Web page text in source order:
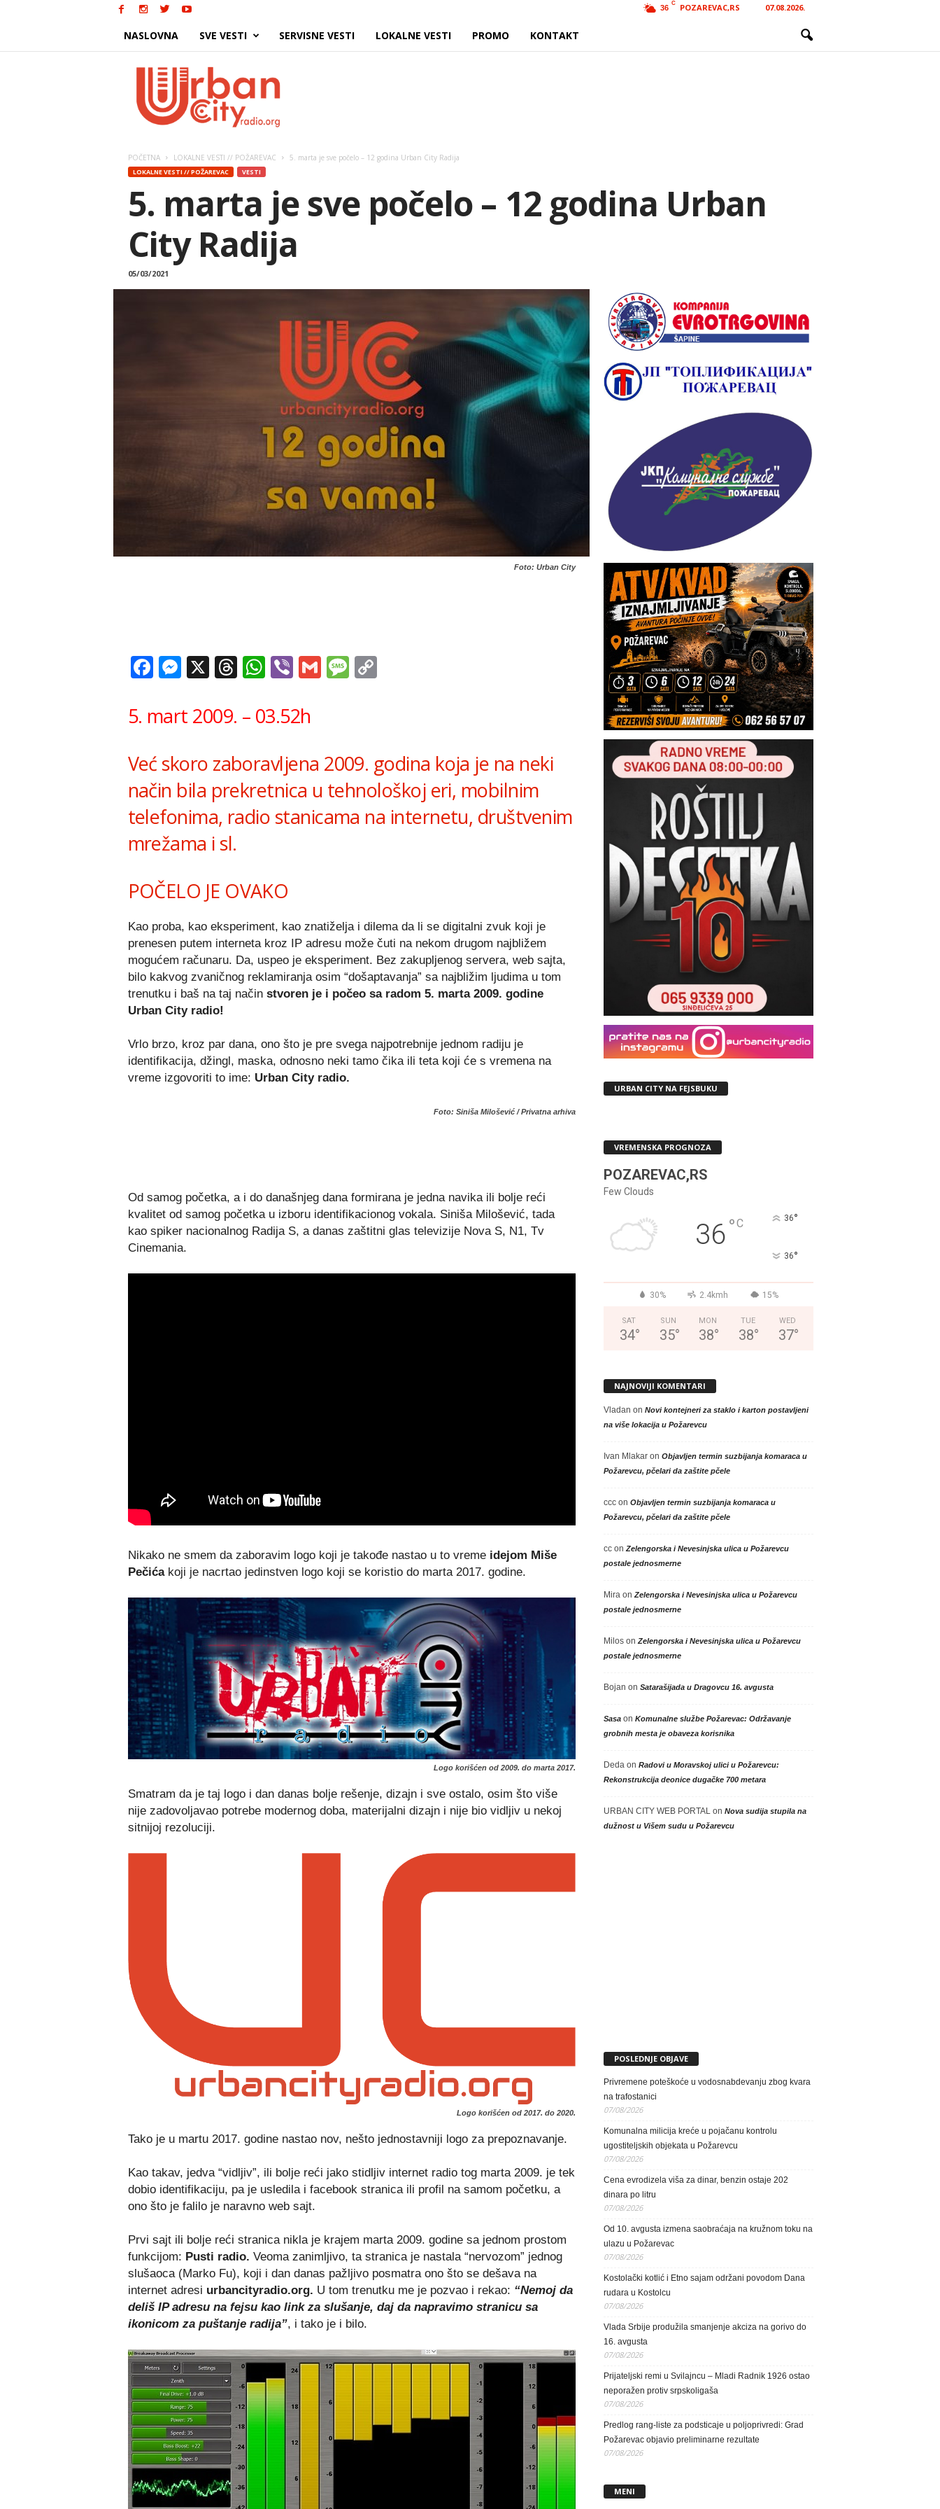
36
C POZAREVAC,RS 07.08.2026.
NASLOVNA SVE VESTI SERVISNE VESTI LOKALNE VESTI PROMO KONTAKT
POČETNA LOKALNE VESTI // POŽAREVAC 5. marta je sve počelo – 12 godina Urban City Radija
LOKALNE VESTI // POŽAREVAC VESTI
5. marta je sve počelo – 12 godina Urban
City Radija
05/03/2021
Foto: Urban City
Facebook
Messenger
X Threads
WhatsApp
ViberGmailMessage
5. mart 2009. – 03.52h
Već skoro zaboravljena 2009. godina koja je na neki
način bila prekretnica u tehnološkoj eri, mobilnim
telefonima, radio stanicama na internetu, društvenim
mrežama i sl.
POČELO JE OVAKO
Kao proba, kao eksperiment, kao znatiželja i dilema da li se digitalni zvuk koji je
prenesen putem interneta kroz IP adresu može čuti na nekom drugom najbližem
mogućem računaru. Da, uspeo je eksperiment. Bez zakupljenog servera, web sajta,
bilo kakvog zvaničnog reklamiranja osim “došaptavanja” sa najbližim ljudima u tom
trenutku i baš na taj način stvoren je i počeo sa radom 5. marta 2009. godine
Urban City radio!
Vrlo brzo, kroz par dana, ono što je pre svega najpotrebnije jednom radiju je
identifikacija, džingl, maska, odnosno neki tamo čika ili teta koji će s vremena na
vreme izgovoriti to ime: Urban City radio.
Foto: Siniša Milošević / Privatna arhiva
Od samog početka, a i do današnjeg dana formirana je jedna navika ili bolje reći
kvalitet od samog početka u izboru identifikacionog vokala. Siniša Milošević, tada
kao spiker nacionalnog Radija S, a danas zaštitni glas televizije Nova S, N1, Tv
Cinemania.
Nikako ne smem da zaboravim logo koji je takođe nastao u to vreme idejom Miše
Pečićakoji je nacrtao jedinstven logo koji se koristio do marta 2017. godine.
Logo korišćen od 2009. do marta 2017.
Smatram da je taj logo i dan danas bolje rešenje, dizajn i sve ostalo, osim što više
nije zadovoljavao potrebe modernog doba, materijalni dizajn i nije bio vidljiv u nekoj
sitnijoj rezoluciji.
Logo korišćen od 2017. do 2020.
Tako je u martu 2017. godine nastao nov, nešto jednostavniji logo za prepoznavanje.
Kao takav, jedva “vidljiv”, ili bolje reći jako stidljiv internet radio tog marta 2009. je tek
dobio identifikaciju, pa je usledila i facebook stranica ili profil na samom početku, a
ono što je falilo je naravno web sajt.
Prvi sajt ili bolje reći stranica nikla je krajem marta 2009. godine sa jednom prostom
funkcijom: Pusti radio. Veoma zanimljivo, ta stranica je nastala “nervozom” jednog
slušaoca (Marko Fu), koji i dan danas pažljivo posmatra ono što se dešava na
internet adresi urbancityradio.org. U tom trenutku me je pozvao i rekao: “Nemoj da
deliš IP adresu na fejsu kao link za slušanje, daj da napravimo stranicu sa
ikonicom za puštanje radija”, i tako je i bilo.
URBAN CITY NA FEJSBUKU
VREMENSKA PROGNOZA
POZAREVAC,RS
Few Clouds
36°C 36°
36°
30% 2.4kmh 15%
SAT
34°
SUN
35°
MON
38°
TUE
38°
WED
37°
NAJNOVIJI KOMENTARI
Vladan on Novi kontejneri za staklo i karton postavljeni
na više lokacija u Požarevcu
Ivan Mlakaron Objavljen termin suzbijanja komaraca u
Požarevcu, pčelari da zaštite pčele
cccon Objavljen termin suzbijanja komaraca u
Požarevcu, pčelari da zaštite pčele
cconZelengorska i Nevesinjska ulica u Požarevcu
postale jednosmerne
MiraonZelengorska i Nevesinjska ulica u Požarevcu
postale jednosmerne
MilosonZelengorska i Nevesinjska ulica u Požarevcu
postale jednosmerne
Bojan on Satarašijada u Dragovcu 16. avgusta
Sasaon Komunalne službe Požarevac: Održavanje
grobnih mesta je obaveza korisnika
Dedaon Radovi u Moravskoj ulici u Požarevcu:
Rekonstrukcija deonice dugačke 700 metara
URBAN CITY WEB PORTALon Nova sudija stupila na
dužnost u Višem sudu u Požarevcu
POSLEDNJE OBJAVE
Privremene poteškoće u vodosnabdevanju zbog kvara
na trafostanici
07/08/2026
Komunalna milicija kreće u pojačanu kontrolu
ugostiteljskih objekata u Požarevcu
07/08/2026
Cena evrodizela viša za dinar, benzin ostaje 202
dinara po litru
07/08/2026
Od 10. avgusta izmena saobraćaja na kružnom toku na
ulazu u Požarevac
07/08/2026
Kostolački kotlić i Etno sajam održani povodom Dana
rudara u Kostolcu
07/08/2026
Vlada Srbije produžila smanjenje akciza na gorivo do
16. avgusta
07/08/2026
Prijateljski remi u Svilajncu – Mladi Radnik 1926 ostao
neporažen protiv srpskoligaša
07/08/2026
Predlog rang-liste za podsticaje u poljoprivredi: Grad
Požarevac objavio preliminarne rezultate
07/08/2026
MENI